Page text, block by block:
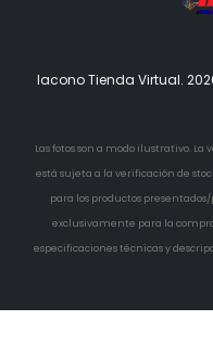
Iacono Tienda Virtual.
Las fotos son a modo ilustrativo.
está sujeta a la verificación de
para los productos
exclusivamente para la
especificaciones técnicas y